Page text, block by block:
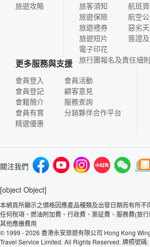
旅遊攻略
旅客須知
旅遊保險
旅遊禮券
旅遊短片
電子印花
航班
航空
惡劣
簽證
旅行團報名及責任細則
更多服務與支援
會員登入
會員登記
會籍簡介
會員有賞
精選優惠
會員活動
顧客意見
服務查詢
分銷夥伴合作平台
關注我們
[object Object]
本網頁所顯示之價格因應產品種類及出發日期而有所不
任何稅項、燃油附加費、行政費、簽証費、服務費(旅
其他應繳費用
© 1999 - 2026 香港永安旅遊有限公司 Hong Kong
Travel Service Limited. All Rights Reserved. 牌照號碼